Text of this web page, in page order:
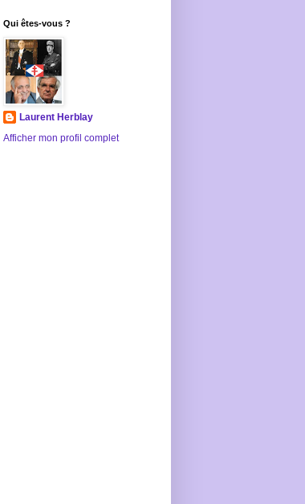
Qui êtes-vous ?
Laurent Herblay
Afficher mon profil complet